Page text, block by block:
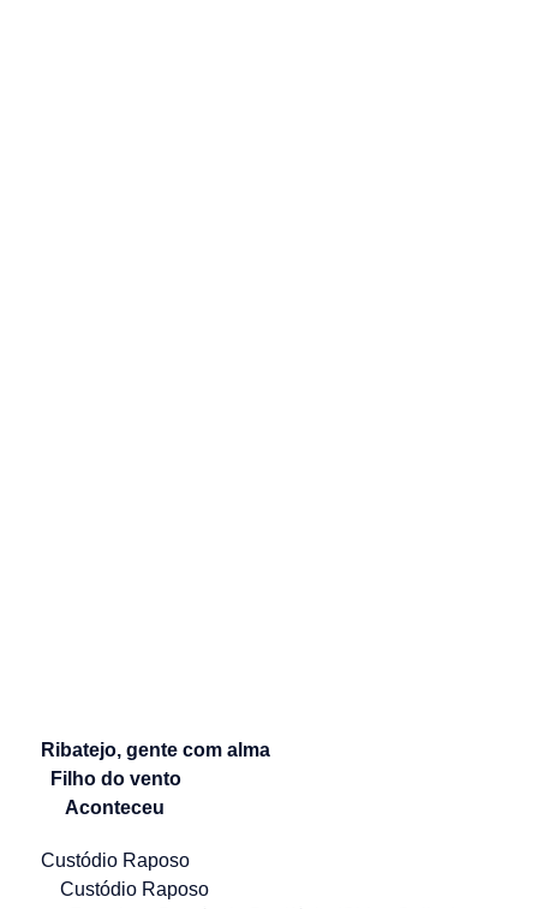
Ribatejo, gente com alma
Filho do vento
Aconteceu
Custódio Raposo
Custódio Raposo